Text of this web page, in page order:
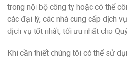
trong nội bộ công ty hoặc có thể
các đại lý, các nhà cung cấp dịch
dịch vụ tốt nhất, tối ưu nhất cho
Khi cần thiết chúng tôi có thể sử